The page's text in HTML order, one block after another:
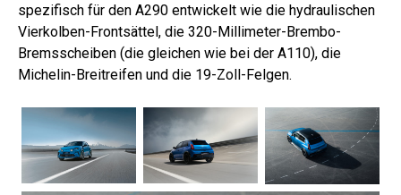
spezifisch für den A290 entwickelt wie die hydraulischen
Vierkolben-Frontsättel, die 320-Millimeter-Brembo-
Bremsscheiben (die gleichen wie bei der A110), die
Michelin-Breitreifen und die 19-Zoll-Felgen.